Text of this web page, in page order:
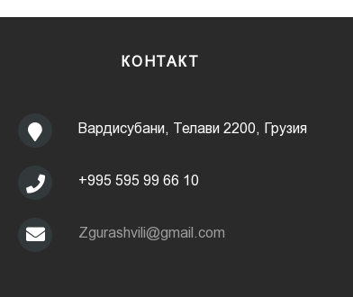
КОНТАКТ
Вардисубани, Телави 2200, Грузия
+995 595 99 66 10
Zgurashvili@gmail.com